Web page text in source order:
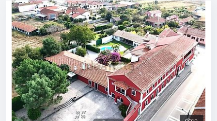
Imóveis
Lista de Imóveis